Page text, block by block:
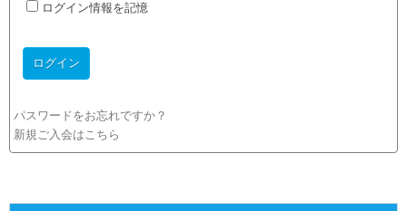
ログイン情報を記憶
パスワードをお忘れですか？
新規ご入会はこちら